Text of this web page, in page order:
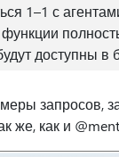
1–1 с
доступны в
запросов,
же, как и